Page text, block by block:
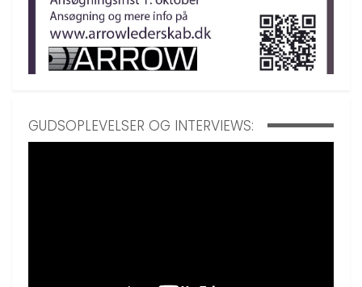
GUDSOPLEVELSER OG INTERVIEWS: